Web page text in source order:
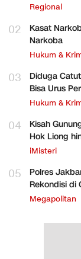
Regional
02
Kasat
Narkoba
Hukum &
03
Diduga
Bisa Urus
Hukum &
04
Kisah
Hok Liong
iMisteri
05
Polres
Rekondisi di
Megapolitan